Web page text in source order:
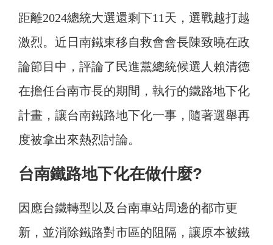
距離2024總統大選還剩下11天，選戰越打越
激烈。近日南鐵東移自救會會長陳致曉在政
論節目中，評論了民進黨總統候選人賴清德
在擔任台南市長的期間，執行的鐵路地下化
計畫，讓台南鐵路地下化一事，隨著選舉再
度被拿出來熱烈討論。
台南鐵路地下化在做什麼?
因應台鐵轉型以及台南車站周邊的都市更
新，並消除鐵路對市區的阻隔，讓原本被鐵